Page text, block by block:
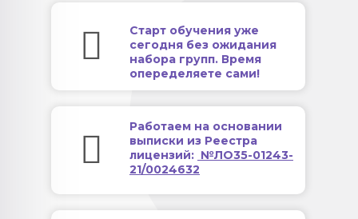
Старт обучения уже
сегодня без ожидания
набора групп. Время
опеределяете сами!
Работаем на основании
выписки из Реестра
лицензий: №ЛО35-01243-
21/0024632